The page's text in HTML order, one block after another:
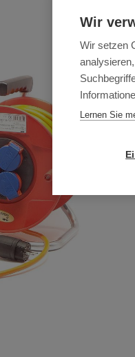
Wir
Wir setzen
Lernen Sie